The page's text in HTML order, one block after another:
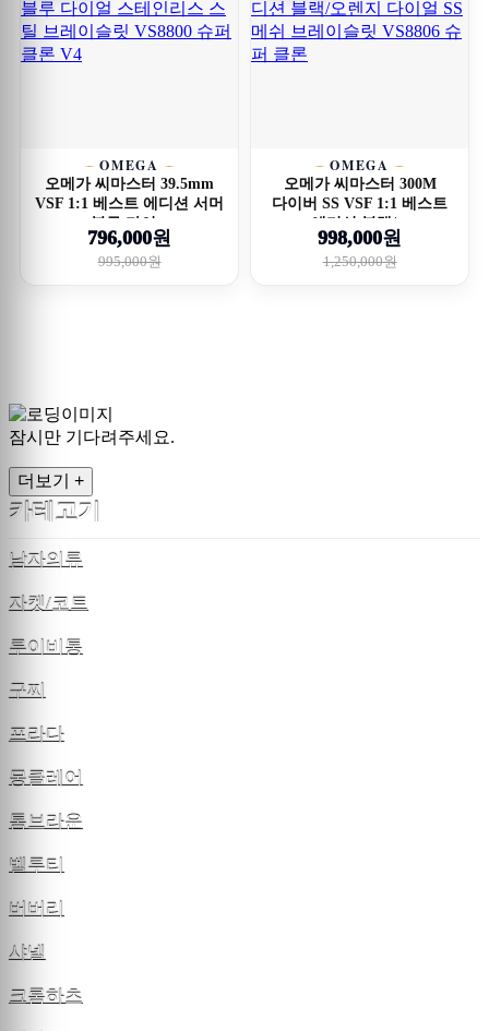
OMEGA
오메가 씨마스터 39.5mm
VSF 1:1 베스트 에디션 서머
블루 다이...
796,000원
995,000원
OMEGA
오메가 씨마스터 300M
다이버 SS VSF 1:1 베스트
에디션 블랙/...
998,000원
1,250,000원
잠시만 기다려주세요.
더보기 +
카테고기
남자의류
자켓/코트
루이비통
구찌
프라다
몽클레어
톰브라운
벨루티
버버리
샤넬
크롬하츠